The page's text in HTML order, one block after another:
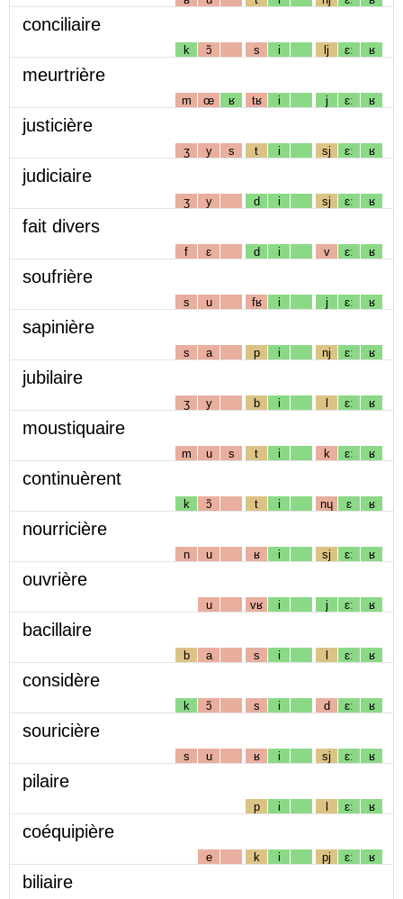
conciliaire
k ɔ̃ s i lj ɛː ʁ
meurtrière
m œ ʁ tʁ i j ɛː ʁ
justicière
ʒ y s t i sj ɛː ʁ
judiciaire
ʒ y d i sj ɛː ʁ
fait divers
f ɛ d i v ɛː ʁ
soufrière
s u fʁ i j ɛː ʁ
sapinière
s a p i nj ɛː ʁ
jubilaire
ʒ y b i l ɛː ʁ
moustiquaire
m u s t i k ɛː ʁ
continuèrent
k ɔ̃ t i nɥ ɛ ʁ
nourricière
n u ʁ i sj ɛː ʁ
ouvrière
u vʁ i j ɛː ʁ
bacillaire
b a s i l ɛː ʁ
considère
k ɔ̃ s i d ɛː ʁ
souricière
s u ʁ i sj ɛː ʁ
pilaire
p i l ɛː ʁ
coéquipière
e k i pj ɛː ʁ
biliaire